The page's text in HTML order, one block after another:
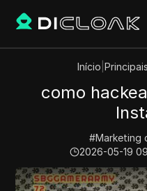
Início
como
#Marketing
2026-05-19
Play Video:como